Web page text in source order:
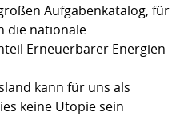
Aufgabenkatalog, für
die nationale
Erneuerbarer Energien
kann für uns als
keine Utopie sein